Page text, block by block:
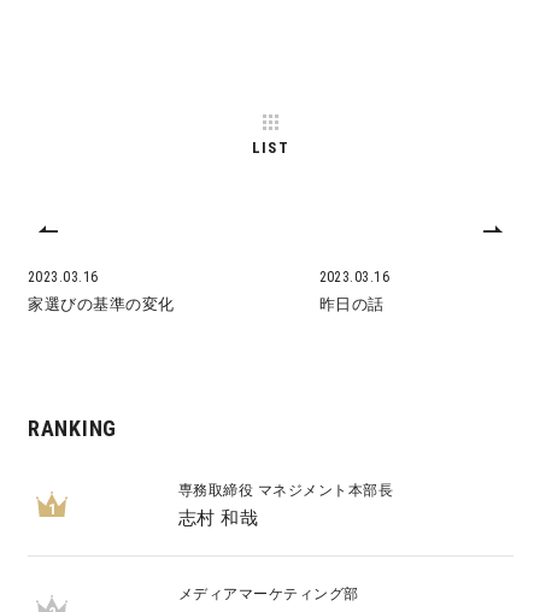
2023.03.16
家選びの基準の変化
LIST
2023.03.16
昨日の話
RANKING
1
専務取締役 マネジメント本部長
志村 和哉
メディアマーケティング部